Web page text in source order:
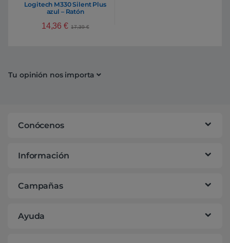
Logitech M330 Silent Plus
azul – Ratón
14,36€ 17,39€
Tu opinión nos importa
Conócenos
Información
Campañas
Ayuda